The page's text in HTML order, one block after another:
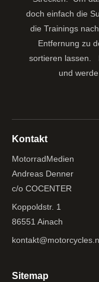
doch einfach die
die Trainings
Entfernung zu
sortieren lassen.
und
Kontakt
MotorradMedien
Andreas Denner
c/o COCENTER
Koppoldstr. 1
86551 Ainach
Sitemap